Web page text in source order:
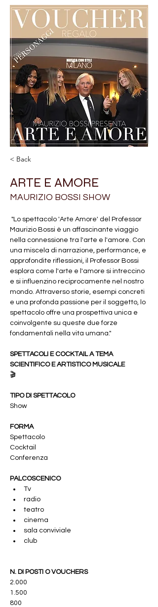
< Back
ARTE E AMORE
MAURIZIO BOSSI SHOW
Maurizio Bossi è un affascinante viaggio
nella connessione tra l'arte e l'amore. Con
una miscela di narrazione, performance, e
approfondite riflessioni, il Professor Bossi
esplora come l'arte e l'amore si intreccino
e si influenzino reciprocamente nel nostro
mondo. Attraverso storie, esempi concreti
e una profonda passione per il soggetto, lo
spettacolo offre una prospettiva unica e
coinvolgente su queste due forze
fondamentali nella vita umana."
SPETTACOLI E COCKTAIL A TEMA
SCIENTIFICO E ARTISTICO MUSICALE
🎬
TIPO DI SPETTACOLO
Show
FORMA
Spettacolo
Cocktail
Conferenza
PALCOSCENICO
Tv
radio
teatro
cinema
sala conviviale
club
N. DI POSTI O VOUCHERS
2.000
1.500
800